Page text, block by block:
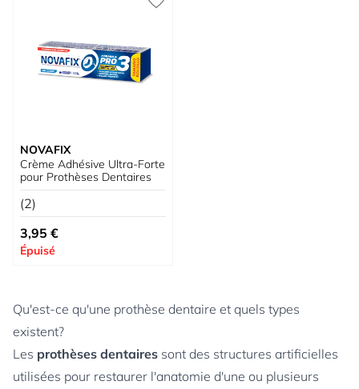
NOVAFIX
Crème Adhésive Ultra-Forte
pour Prothèses Dentaires
(2)
3,95 €
Épuisé
Qu'est-ce qu'une prothèse dentaire et quels types
existent?
Les prothèses dentaires sont des structures artificielles
utilisées pour restaurer l'anatomie d'une ou plusieurs